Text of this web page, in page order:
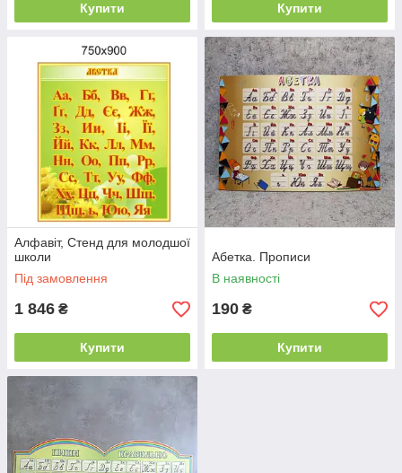
Купити Купити
Алфавіт, Стенд для молодшої
школи
Під замовлення
1 846 ₴
Купити
Абетка. Прописи
В наявності
190 ₴
Купити